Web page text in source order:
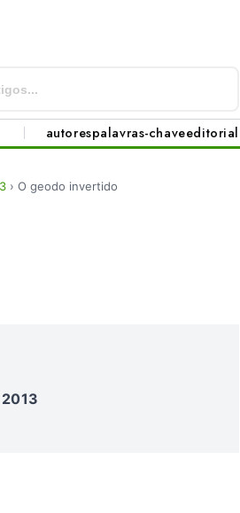
autorespalavras-chaveeditorial
› O geodo invertido